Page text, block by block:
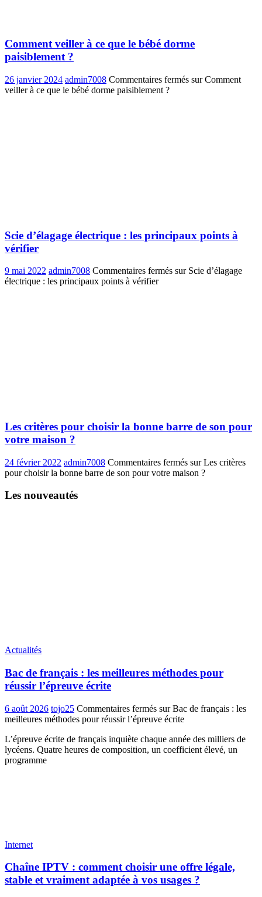
Comment veiller à ce que le bébé dorme
paisiblement ?
26 janvier 2024 admin7008 Commentaires fermés sur Comment
veiller à ce que le bébé dorme paisiblement ?
Scie d’élagage électrique : les principaux points à
vérifier
9 mai 2022 admin7008 Commentaires fermés sur Scie d’élagage
électrique : les principaux points à vérifier
Les critères pour choisir la bonne barre de son pour
votre maison ?
24 février 2022 admin7008 Commentaires fermés sur Les critères
pour choisir la bonne barre de son pour votre maison ?
Les nouveautés
Actualités
Bac de français : les meilleures méthodes pour
réussir l’épreuve écrite
6 août 2026 tojo25 Commentaires fermés sur Bac de français : les
meilleures méthodes pour réussir l’épreuve écrite
L’épreuve écrite de français inquiète chaque année des milliers de
lycéens. Quatre heures de composition, un coefficient élevé, un
programme
Internet
Chaîne IPTV : comment choisir une offre légale,
stable et vraiment adaptée à vos usages ?